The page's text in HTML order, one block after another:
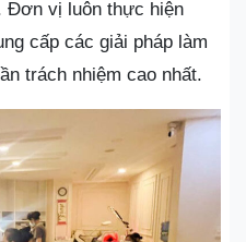
Đơn vị luôn thực hiện
cấp các giải pháp làm
trách nhiệm cao nhất.